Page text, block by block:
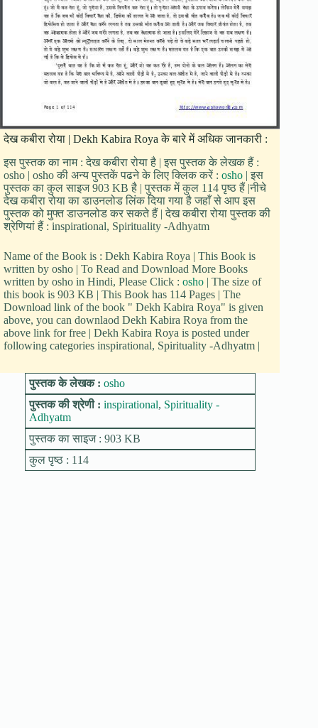
देख कबीरा रोया | Dekh Kabira Roya के बारे में अधिक जानकारी :
इस पुस्तक का नाम : देख कबीरा रोया है | इस पुस्तक के लेखक हैं :
osho | osho की अन्य पुस्तकें पढने के लिए क्लिक करें : osho | इस
पुस्तक का कुल साइज 903 KB है | पुस्तक में कुल 114 पृष्ठ हैं |नीचे
देख कबीरा रोया का डाउनलोड लिंक दिया गया है जहाँ से आप इस
पुस्तक को मुफ्त डाउनलोड कर सकते हैं | देख कबीरा रोया पुस्तक की
श्रेणियां हैं : inspirational, Spirituality -Adhyatm
Name of the Book is : Dekh Kabira Roya | This Book is
written by osho | To Read and Download More Books
written by osho in Hindi, Please Click : osho | The size of
this book is 903 KB | This Book has 114 Pages | The
Download link of the book " Dekh Kabira Roya" is given
above, you can downlaod Dekh Kabira Roya from the
above link for free | Dekh Kabira Roya is posted under
following categories inspirational, Spirituality -Adhyatm |
पुस्तक के लेखक : osho
पुस्तक की श्रेणी : inspirational, Spirituality -
Adhyatm
पुस्तक का साइज : 903 KB
कुल पृष्ठ : 114